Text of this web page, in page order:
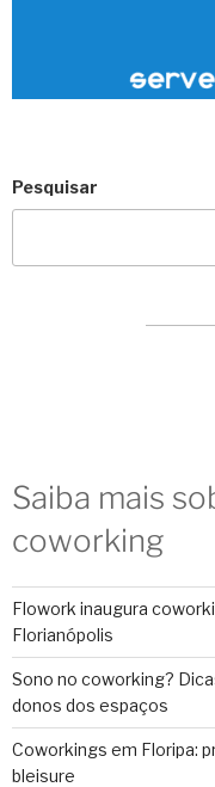
Pesquisar
Saiba mais
coworking
Flowork inaugura
Florianópolis
Sono no coworking?
donos dos espaços
Coworkings em Floripa:
bleisure